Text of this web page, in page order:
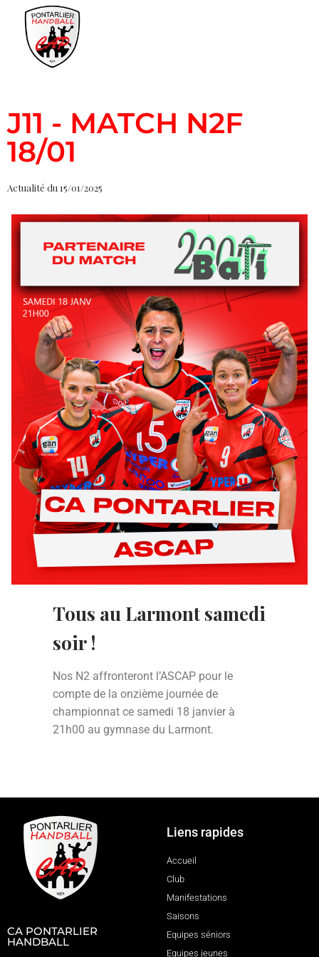
J11 - MATCH N2F
18/01
Actualité du 15/01/2025
Tous au Larmont samedi
soir !
Nos N2 affronteront l’ASCAP pour le
compte de la onzième journée de
championnat ce samedi 18 janvier à
21h00 au gymnase du Larmont.
CA PONTARLIER
HANDBALL
Liens rapides
Accueil
Club
Manifestations
Saisons
Equipes séniors
Equipes jeunes